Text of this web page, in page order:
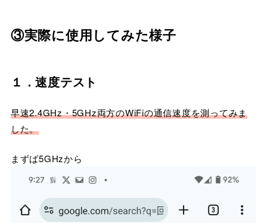
③実際に使用してみた様子
１．速度テスト
早速2.4GHz・5GHz両方のWiFiの通信速度を測ってみま
した。
まずば5GHzから